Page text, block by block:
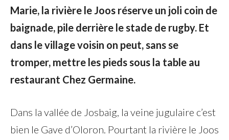
Marie, la rivière le Joos réserve un joli coin de
baignade, pile derrière le stade de rugby. Et
dans le village voisin on peut, sans se
tromper, mettre les pieds sous la table au
restaurant Chez Germaine.
Dans la vallée de Josbaig, la veine jugulaire c’est
bien le Gave d’Oloron. Pourtant la rivière le Joos